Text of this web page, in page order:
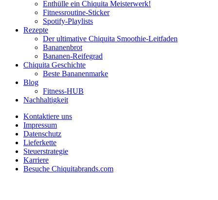
Enthülle ein Chiquita Meisterwerk!
Fitnessroutine-Sticker
Spotify-Playlists
Rezepte
Der ultimative Chiquita Smoothie-Leitfaden
Bananenbrot
Bananen-Reifegrad
Chiquita Geschichte
Beste Bananenmarke
Blog
Fitness-HUB
Nachhaltigkeit
Kontaktiere uns
Impressum
Datenschutz
Lieferkette
Steuerstrategie
Karriere
Besuche Chiquitabrands.com